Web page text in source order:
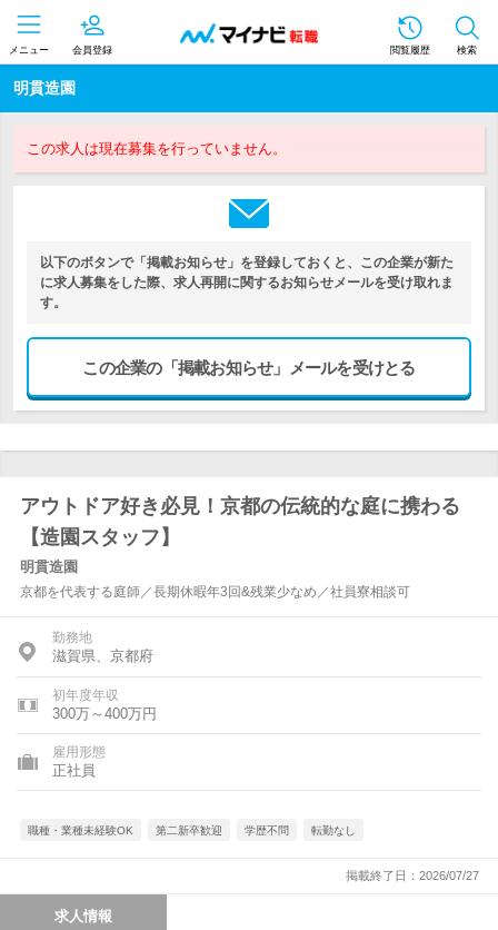
メニュー 会員登録 閲覧履歴 検索
明貫造園
この求人は現在募集を行っていません。
以下のボタンで「掲載お知らせ」を登録しておくと、この企業が新た
に求人募集をした際、求人再開に関するお知らせメールを受け取れま
す。
この企業の「掲載お知らせ」メールを受けとる
アウトドア好き必見！京都の伝統的な庭に携わる
【造園スタッフ】
明貫造園
京都を代表する庭師／長期休暇年3回&残業少なめ／社員寮相談可
勤務地
滋賀県、京都府
初年度年収
300万～400万円
雇用形態
正社員
職種・業種未経験OK 第二新卒歓迎 学歴不問 転勤なし
掲載終了日：2026/07/27
求人情報